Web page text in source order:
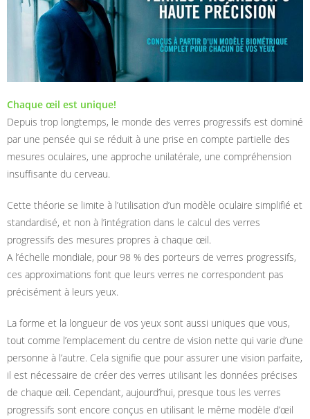
Chaque œil est unique!
Depuis trop longtemps, le monde des verres progressifs est dominé
par une pensée qui se réduit à une prise en compte partielle des
mesures oculaires, une approche unilatérale, une compréhension
insuffisante du cerveau.
Cette théorie se limite à l’utilisation d’un modèle oculaire simplifié et
standardisé, et non à l’intégration dans le calcul des verres
progressifs des mesures propres à chaque œil.
A l’échelle mondiale, pour 98 % des porteurs de verres progressifs,
ces approximations font que leurs verres ne correspondent pas
précisément à leurs yeux.
La forme et la longueur de vos yeux sont aussi uniques que vous,
tout comme l’emplacement du centre de vision nette qui varie d’une
personne à l’autre. Cela signifie que pour assurer une vision parfaite,
il est nécessaire de créer des verres utilisant les données précises
de chaque œil. Cependant, aujourd’hui, presque tous les verres
progressifs sont encore conçus en utilisant le même modèle d’œil